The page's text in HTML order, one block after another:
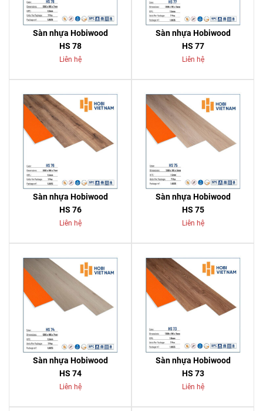
Sàn nhựa Hobiwood
HS 78
Liên hệ
Sàn nhựa Hobiwood
HS 77
Liên hệ
Sàn nhựa Hobiwood
HS 76
Liên hệ
Sàn nhựa Hobiwood
HS 75
Liên hệ
Sàn nhựa Hobiwood
HS 74
Liên hệ
Sàn nhựa Hobiwood
HS 73
Liên hệ